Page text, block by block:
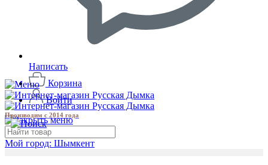
Написать
Корзина
Войти
Производим с 2014 года
Мой город: Шымкент